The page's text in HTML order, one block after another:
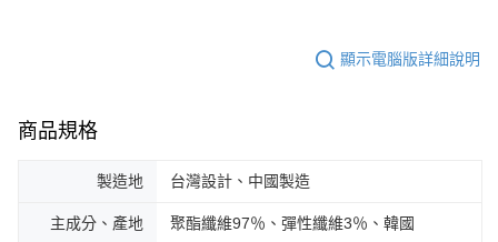
顯示電腦版詳細說明
商品規格
製造地 台灣設計、中國製造
主成分、產地 聚酯纖維97％、彈性纖維3％、韓國